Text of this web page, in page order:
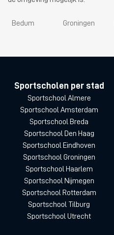
Bedum Groningen
Sportscholen per stad
Sportschool Almere
Sportschool Amsterdam
Sportschool Breda
Sportschool Den Haag
Sportschool Eindhoven
Sportschool Groningen
Sportschool Haarlem
Sportschool Nijmegen
Sportschool Rotterdam
Sportschool Tilburg
Sportschool Utrecht